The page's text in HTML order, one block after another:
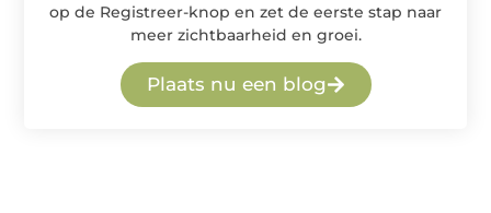
op de Registreer-knop en zet de eerste stap naar
meer zichtbaarheid en groei.
Plaats nu een blog